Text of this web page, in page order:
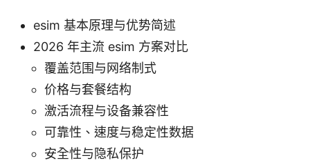
esim 基本原理与优势简述
2026 年主流 esim 方案对比
覆盖范围与网络制式
价格与套餐结构
激活流程与设备兼容性
可靠性、速度与稳定性数据
安全性与隐私保护